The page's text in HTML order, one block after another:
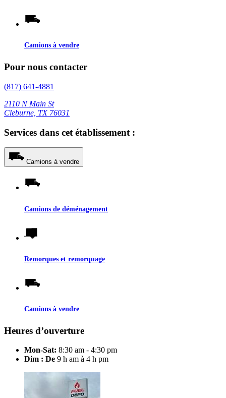
Camions à vendre
Pour nous contacter
(817) 641-4881
2110 N Main St
Cleburne, TX 76031
Services dans cet établissement :
Camions à vendre
Camions de déménagement
Remorques et remorquage
Camions à vendre
Heures d’ouverture
Mon-Sat: 8:30 am - 4:30 pm
Dim : De 9 h am à 4 h pm